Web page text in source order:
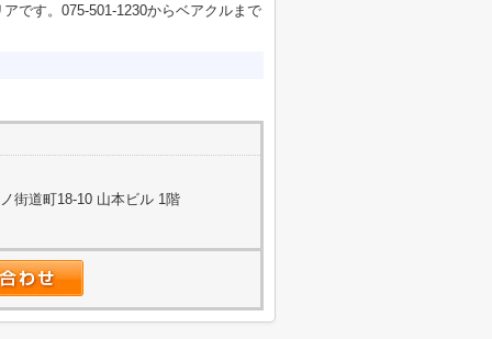
です。075-501-1230からベアクルまで
街道町18-10 山本ビル 1階